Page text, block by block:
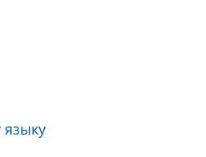
языку